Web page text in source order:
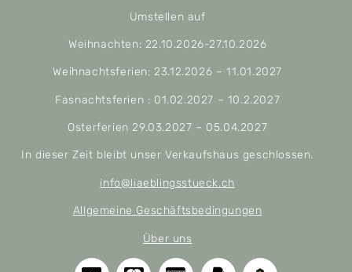
Umstellen auf
Weihnachten: 22.10.2026-27.10.2026
Weihnachtsferien: 23.12.2026 – 11.01.2027
Fasnachtsferien : 01.02.2027 – 10.2.2027
Osterferien 29.03.2027 – 05.04.2027
In dieser Zeit bleibt unser Verkaufshaus geschlossen.
info@liaeblingsstueck.ch
Allgemeine Geschäftsbedingungen
Über uns